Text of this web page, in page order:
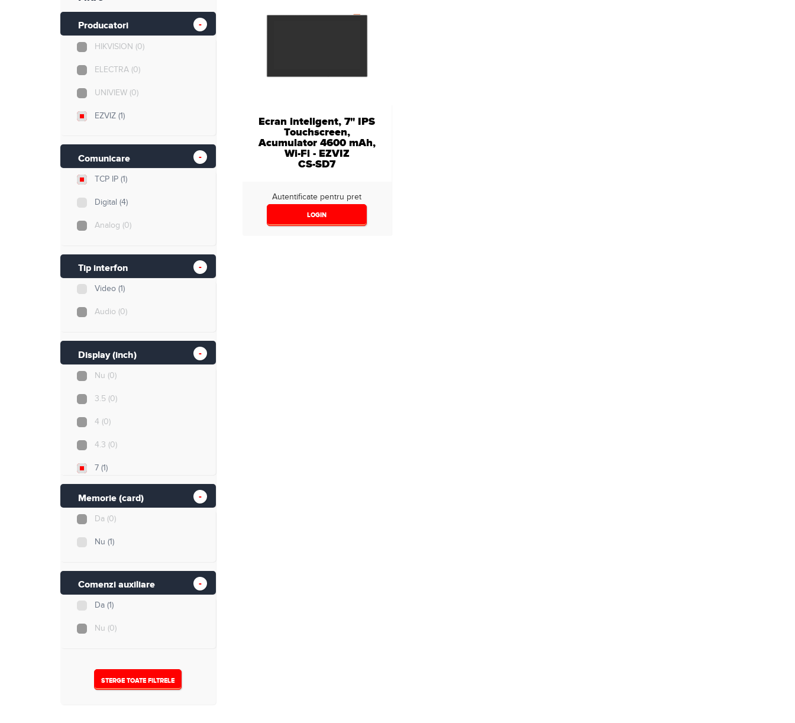
Cabluri si accesorii
Producatori
HIKVISION (0)
ELECTRA (0)
UNIVIEW (0)
EZVIZ (1)
Comunicare
TCP IP (1)
Digital (4)
Analog (0)
Tip interfon
Video (1)
Audio (0)
Display (inch)
Nu (0)
3.5 (0)
4 (0)
4.3 (0)
7 (1)
Memorie (card)
Da (0)
Nu (1)
Comenzi auxiliare
Da (1)
Nu (0)
STERGE TOATE FILTRELE
Ecran inteligent, 7" IPS
Touchscreen,
Acumulator 4600 mAh,
Wi-Fi - EZVIZ
CS-SD7
Autentificate pentru pret
LOGIN